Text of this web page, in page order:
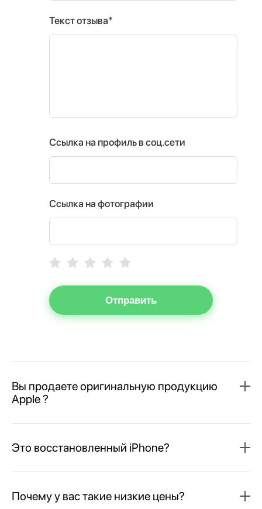
Текст отзыва*
Ссылка на профиль в соц.сети
Ссылка на фотографии
Отправить
Вы продаете оригинальную продукцию
Apple ?
Это восстановленный iPhone?
Почему у вас такие низкие цены?